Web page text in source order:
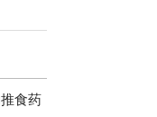
食药